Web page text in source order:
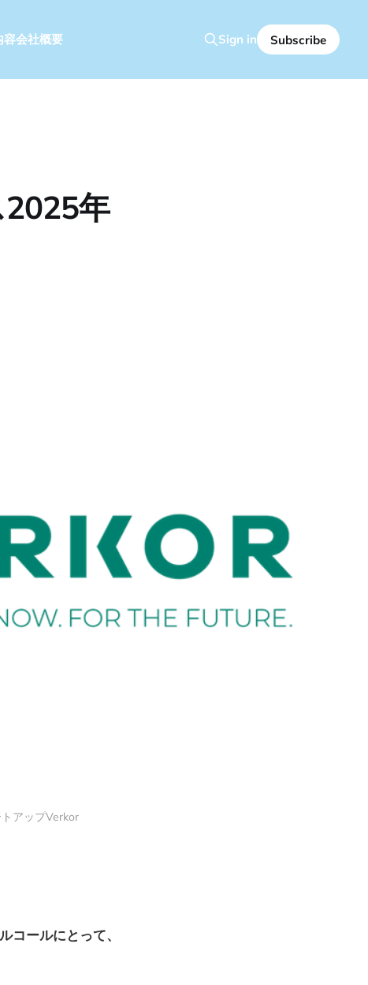
容会社概要 Sign in Subscribe
年
アップVerkor
ールにとって、